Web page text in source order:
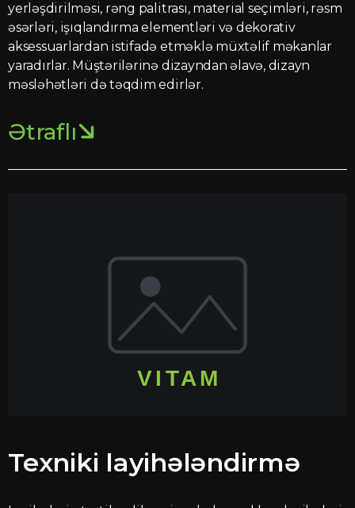
yerləşdirilməsi, rəng palitrası, material seçimləri, rəsm
əsərləri, işıqlandırma elementləri və dekorativ
aksessuarlardan istifadə etməklə müxtəlif məkanlar
yaradırlar. Müştərilərinə dizayndan əlavə, dizayn
məsləhətləri də təqdim edirlər.
Ətraflı
Texniki layihələndirmə